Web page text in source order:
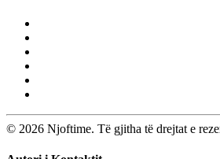
© 2026 Njoftime. Të gjitha të drejtat e